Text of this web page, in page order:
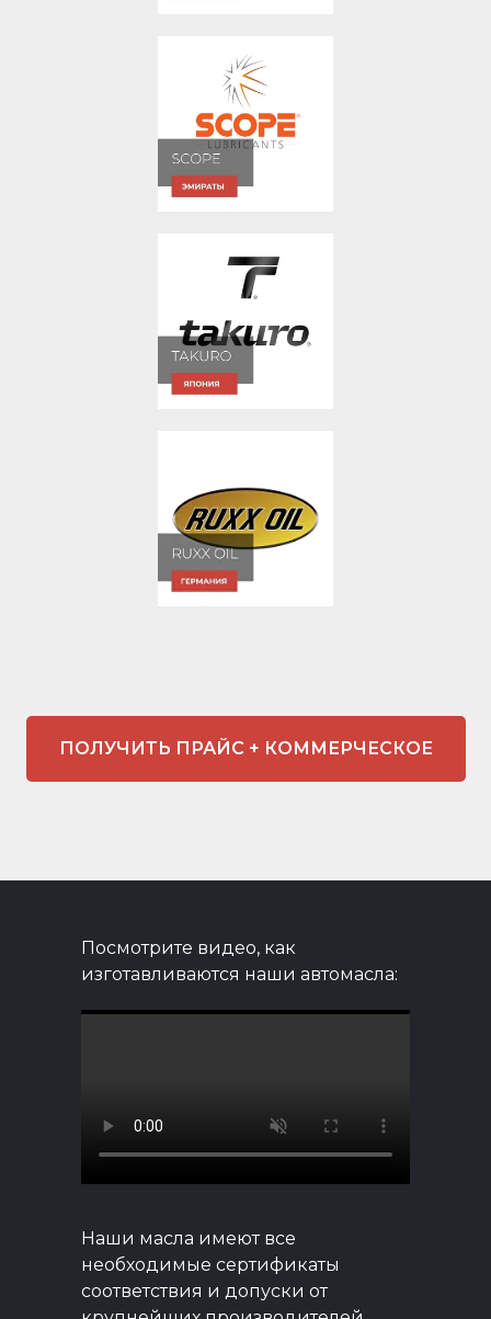
ПОЛУЧИТЬ ПРАЙС + КОММЕРЧЕСКОЕ
Посмотрите видео, как
изготавливаются наши автомасла:
Наши масла имеют все
необходимые сертификаты
соответствия и допуски от